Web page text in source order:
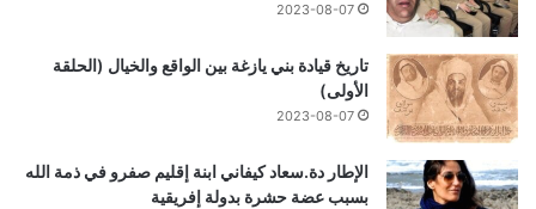
2023-08-07
تاريخ قيادة بني يازغة بين الواقع والخيال (الحلقة
الأولى)
2023-08-07
الإطار دة.سعاد كيفاني ابنة إقليم صفرو في ذمة الله
بسبب عضة حشرة بدولة إفريقية